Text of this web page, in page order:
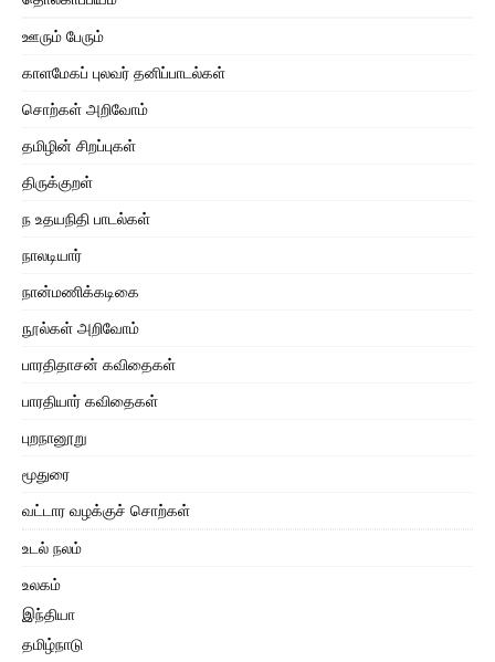
ஊரும் பேரும்
காளமேகப் புலவர் தனிப்பாடல்கள்
சொற்கள் அறிவோம்
தமிழின் சிறப்புகள்
திருக்குறள்
ந உதயநிதி பாடல்கள்
நாலடியார்
நான்மணிக்கடிகை
நூல்கள் அறிவோம்
பாரதிதாசன் கவிதைகள்
பாரதியார் கவிதைகள்
புறநானூறு
மூதுரை
வட்டார வழக்குச் சொற்கள்
உடல் நலம்
உலகம்
இந்தியா
தமிழ்நாடு